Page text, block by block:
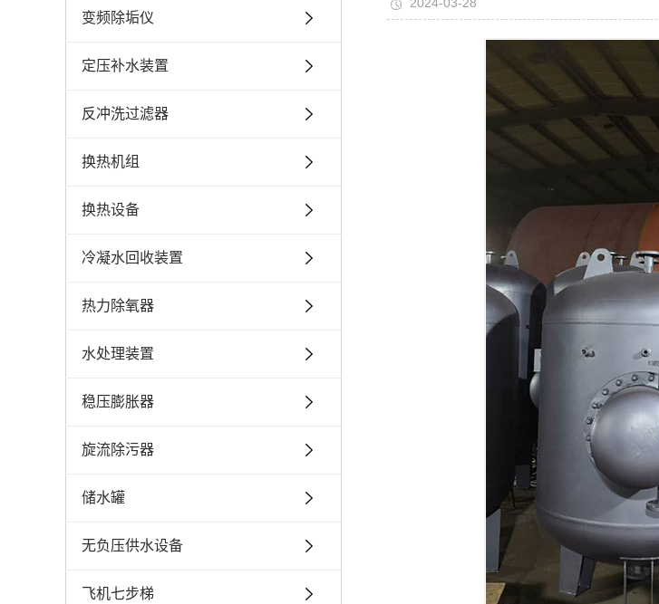
变频除垢仪
定压补水装置
反冲洗过滤器
换热机组
换热设备
冷凝水回收装置
热力除氧器
水处理装置
稳压膨胀器
旋流除污器
储水罐
无负压供水设备
飞机七步梯